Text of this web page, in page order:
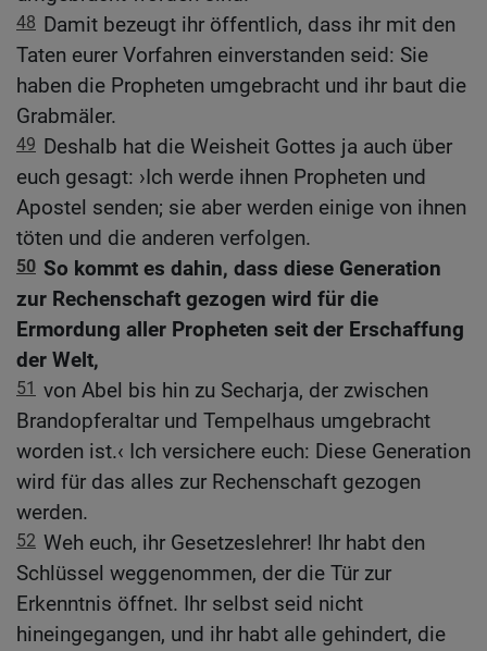
48 Damit bezeugt ihr öffentlich, dass ihr mit den
Taten eurer Vorfahren einverstanden seid: Sie
haben die Propheten umgebracht und ihr baut die
Grabmäler.
49 Deshalb hat die Weisheit Gottes ja auch über
euch gesagt: ›Ich werde ihnen Propheten und
Apostel senden; sie aber werden einige von ihnen
töten und die anderen verfolgen.
50 So kommt es dahin, dass diese Generation
zur Rechenschaft gezogen wird für die
Ermordung aller Propheten seit der Erschaffung
der Welt,
51 von Abel bis hin zu Secharja, der zwischen
Brandopferaltar und Tempelhaus umgebracht
worden ist.‹ Ich versichere euch: Diese Generation
wird für das alles zur Rechenschaft gezogen
werden.
52 Weh euch, ihr Gesetzeslehrer! Ihr habt den
Schlüssel weggenommen, der die Tür zur
Erkenntnis öffnet. Ihr selbst seid nicht
hineingegangen, und ihr habt alle gehindert, die